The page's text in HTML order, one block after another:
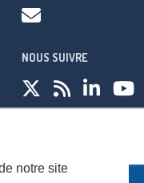
notre site
NOUS SUIVRE
confidentialité